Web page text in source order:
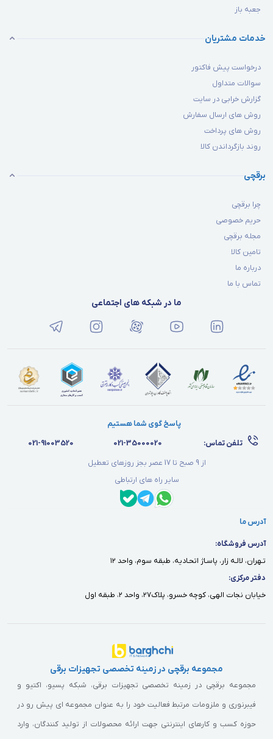
جعبه باز
خدمات مشتریان
درخواست پیش فاکتور
سوالات متداول
گزارش خرابی در سایت
روش های ارسال سفارش
روش های پرداخت
روند بازگرداندن کالا
برقچی
چرا برقچی
حریم خصوصی
مجله برقچی
تامین کالا
درباره ما
تماس با ما
ما در شبکه های اجتماعی
پاسخ گوی شما هستیم
تلفن تماس:
021-35000020
021-91003520
از 9 صبح تا 17 عصر بجز روزهای تعطیل
سایر راه های ارتباطی
آدرس ما
آدرس فروشگاه:
تـهران، لالـه زار، پاسـاژ اتحـاديه، طبقه سوم، واحد ١٢
دفتر مركزى:
خيابان نجات الهى، كوچه خسرو، پلاك٢٧، واحد ٢، طبقه اول
مجموعه برقچی در زمینه تخصصی تجهیزات برقی
مجموعه برقچی در زمینه تخصصی تجهیزات برقی، شبکه پسیو، اکتیو و
فیبرنوری و ملزومات مرتبط فعالیت خود را به عنوان مجموعه ای پیش رو در
حوزه کسب و کارهای اینترنتی جهت ارائه محصولات از تولید کنندگان، وارد